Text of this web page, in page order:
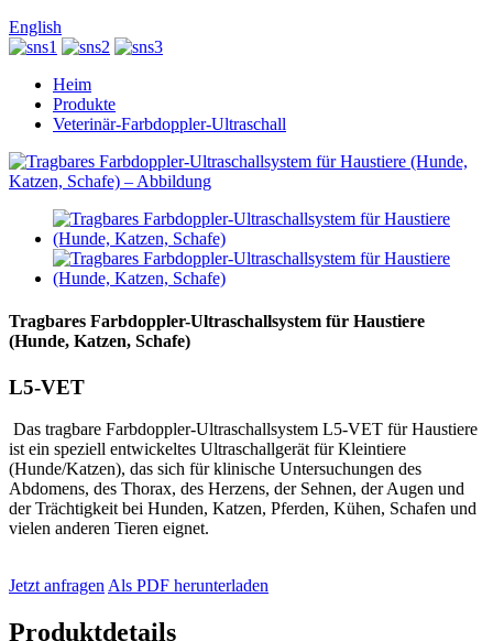
English
Heim
Produkte
Veterinär-Farbdoppler-Ultraschall
Tragbares Farbdoppler-Ultraschallsystem für Haustiere
(Hunde, Katzen, Schafe)
L5-VET
Das tragbare Farbdoppler-Ultraschallsystem L5-VET für Haustiere
ist ein speziell entwickeltes Ultraschallgerät für Kleintiere
(Hunde/Katzen), das sich für klinische Untersuchungen des
Abdomens, des Thorax, des Herzens, der Sehnen, der Augen und
der Trächtigkeit bei Hunden, Katzen, Pferden, Kühen, Schafen und
vielen anderen Tieren eignet.
Jetzt anfragen Als PDF herunterladen
Produktdetails